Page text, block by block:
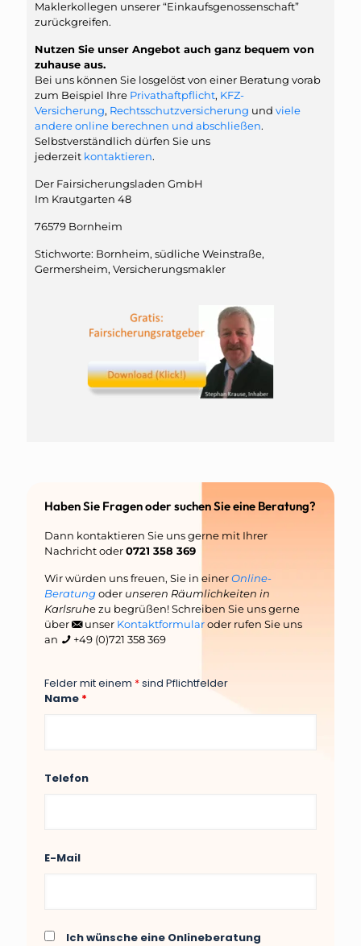
Maklerkollegen unserer “Einkaufsgenossenschaft”
zurückgreifen.
Nutzen Sie unser Angebot auch ganz bequem von
zuhause aus.
Bei uns können Sie losgelöst von einer Beratung vorab
zum Beispiel Ihre Privathaftpflicht, KFZ-
Versicherung, Rechtsschutzversicherung und viele
andere online berechnen und abschließen.
Selbstverständlich dürfen Sie uns
jederzeit kontaktieren.
Der Fairsicherungsladen GmbH
Im Krautgarten 48
76579 Bornheim
Stichworte: Bornheim, südliche Weinstraße,
Germersheim, Versicherungsmakler
Haben Sie Fragen oder suchen Sie eine Beratung?
Dann kontaktieren Sie uns gerne mit Ihrer
Nachricht oder0721 358 369
Wir würden uns freuen, Sie in einerOnline-
Beratungoder unseren Räumlichkeiten in
Karlsruhe zu begrüßen! Schreiben Sie uns gerne
über
unser Kontaktformularoder rufen Sie uns
an
+49 (0)721 358 369
Felder mit einem *sind Pflichtfelder
Name *
Telefon
E-Mail
Ich wünsche eine Onlineberatung